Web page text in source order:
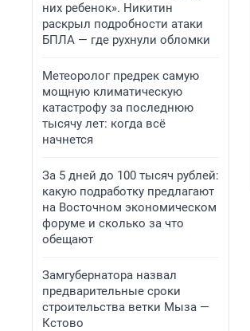
них ребенок». Никитин
раскрыл подробности атаки
БПЛА — где рухнули обломки
Метеоролог предрек самую
мощную климатическую
катастрофу за последнюю
тысячу лет: когда всё
начнется
За 5 дней до 100 тысяч рублей:
какую подработку предлагают
на Восточном экономическом
форуме и сколько за что
обещают
Замгубернатора назвал
предварительные сроки
строительства ветки Мыза —
Кстово